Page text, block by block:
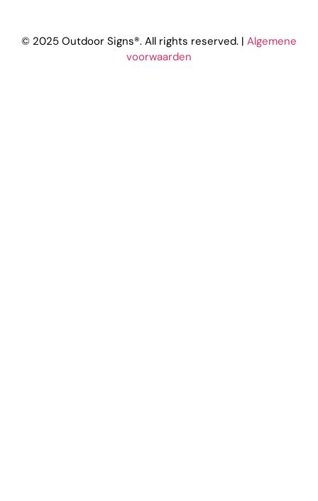
© 2025 Outdoor Signs®. All rights reserved. | Algemene
voorwaarden